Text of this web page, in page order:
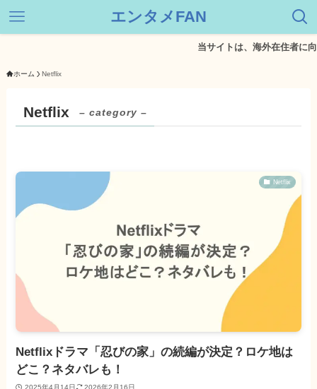
エンタメFAN
当サイトは、海外在住者に向けて情
ホーム Netflix
Netflix – category –
Netflix
Netflixドラマ「忍びの家」の続編が決定？ロケ地は
どこ？ネタバレも！
2025年4月14日 2026年2月16日